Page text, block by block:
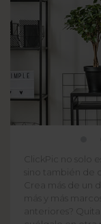
ClickPic no solo
sino también de
Crea más de un
más y más
anteriores?